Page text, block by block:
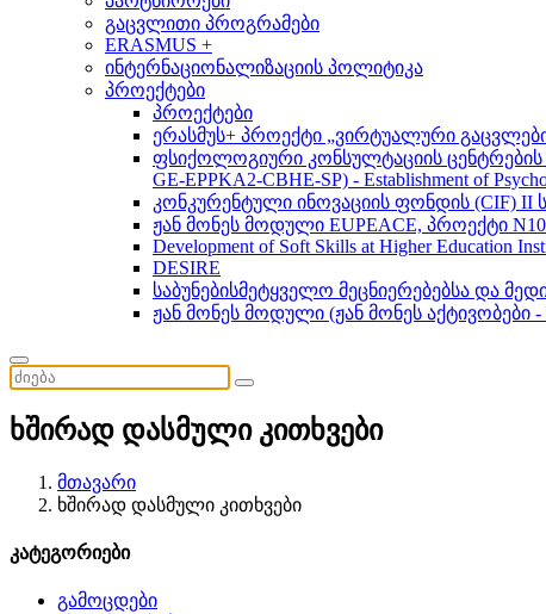
გაცვლითი პროგრამები
ERASMUS +
ინტერნაციონალიზაციის პოლიტიკა
პროექტები
პროექტები
ერასმუს+ პროექტი „ვირტუალური გაცვლები
ფსიქოლოგიური კონსულტაციის ცენტრების
GE-EPPKA2-CBHE-SP) - Establishment of
კონკურენტული ინოვაციის ფონდის (CIF)
ჟან მონეს მოდული EUPEACE, პროექტი
Development of Soft Skills at Higher Education
DESIRE
საბუნებისმეტყველო მეცნიერებებსა და
ჟან მონეს მოდული (ჟან მონეს აქტივობები -
ხშირად დასმული კითხვები
მთავარი
ხშირად დასმული კითხვები
კატეგორიები
გამოცდები